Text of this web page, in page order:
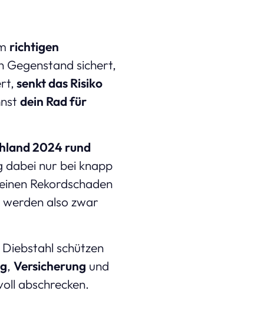
richtigen
Gegenstand sichert,
senkt das Risiko
dein Rad für
2024 rund
dabei nur bei knapp
Rekordschaden
also zwar
schützen
, Versicherung und
abschrecken.